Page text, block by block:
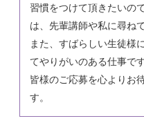
習慣をつけて頂きたいので
は、先輩講師や私に尋ね
また、すばらしい生徒様
てやりがいのある仕事です
皆様のご応募を心よりお
す